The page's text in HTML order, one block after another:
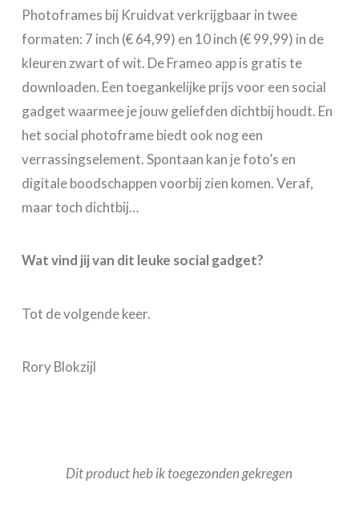
Photoframes bij Kruidvat verkrijgbaar in twee
formaten: 7 inch (€ 64,99) en 10 inch (€ 99,99) in de
kleuren zwart of wit. De Frameo app is gratis te
downloaden. Een toegankelijke prijs voor een social
gadget waarmee je jouw geliefden dichtbij houdt. En
het social photoframe biedt ook nog een
verrassingselement. Spontaan kan je foto’s en
digitale boodschappen voorbij zien komen. Veraf,
maar toch dichtbij…
Wat vind jij van dit leuke social gadget?
Tot de volgende keer.
Rory Blokzijl
Dit product heb ik toegezonden gekregen